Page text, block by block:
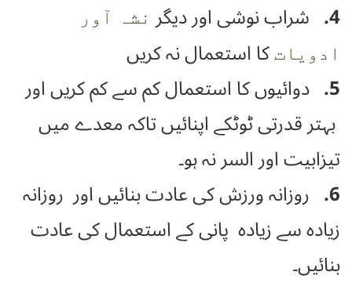
4. شراب نوشی اور دیگر نشہ آور
ادویات کا استعمال نہ کریں
5. دوائیوں کا استعمال کم سے کم کریں اور
بہتر قدرتی ٹوٹکے اپنائیں تاکہ معدے میں
تیزابیت اور السر نہ ہو۔
6. روزانہ ورزش کی عادت بنائیں اور روزانہ
زیادہ سے زیادہ پانی کے استعمال کی عادت
بنائیں۔